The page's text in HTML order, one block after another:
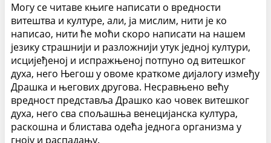
Могу се читаве књиге написати о вредности
витештва и културе, али, ја мислим, нити је ко
написао, нити ће моћи скоро написати на нашем
језику страшнији и разложнији утук једној култури,
исцијеђеној и испражњеној потпуно од витешког
духа, него Његош у овоме краткоме дијалогу између
Драшка и његових другова. Несравњено већу
вредност представља Драшко као човек витешког
духа, него сва спољашња венецијанска култура,
раскошна и блистава одећа једнога организма у
гноју и распадању.